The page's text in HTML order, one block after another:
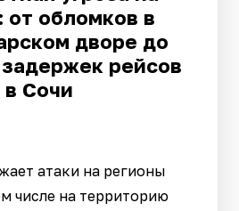
от обломков в
дворе до
рейсов
в Сочи
атаки на регионы
числе на территорию